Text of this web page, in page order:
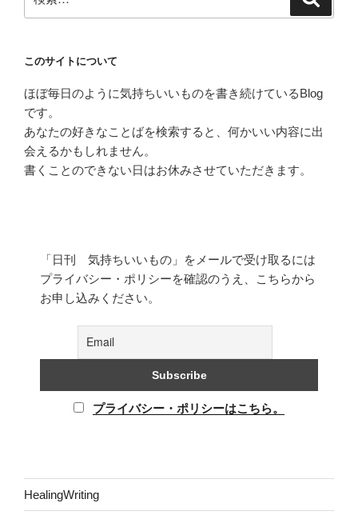
索:
このサイトについて
ほぼ毎日のように気持ちいいものを書き続けているBlog
です。
あなたの好きなことばを検索すると、何かいい内容に出
会えるかもしれません。
書くことのできない日はお休みさせていただきます。
「日刊 気持ちいいもの」をメールで受け取るには
プライバシー・ポリシーを確認のうえ、こちらから
お申し込みください。
プライバシー・ポリシーはこちら。
HealingWriting